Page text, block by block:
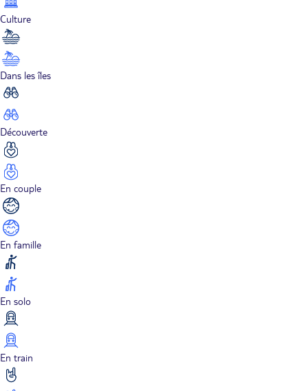
Culture
Dans les îles
Découverte
En couple
En famille
En solo
En train